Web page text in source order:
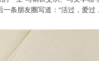
一条朋友圈写道：“活过，爱过